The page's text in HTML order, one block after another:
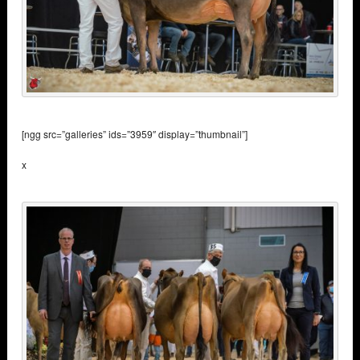
[ngg src=”galleries” ids=”3959″ display=”thumbnail”]
x